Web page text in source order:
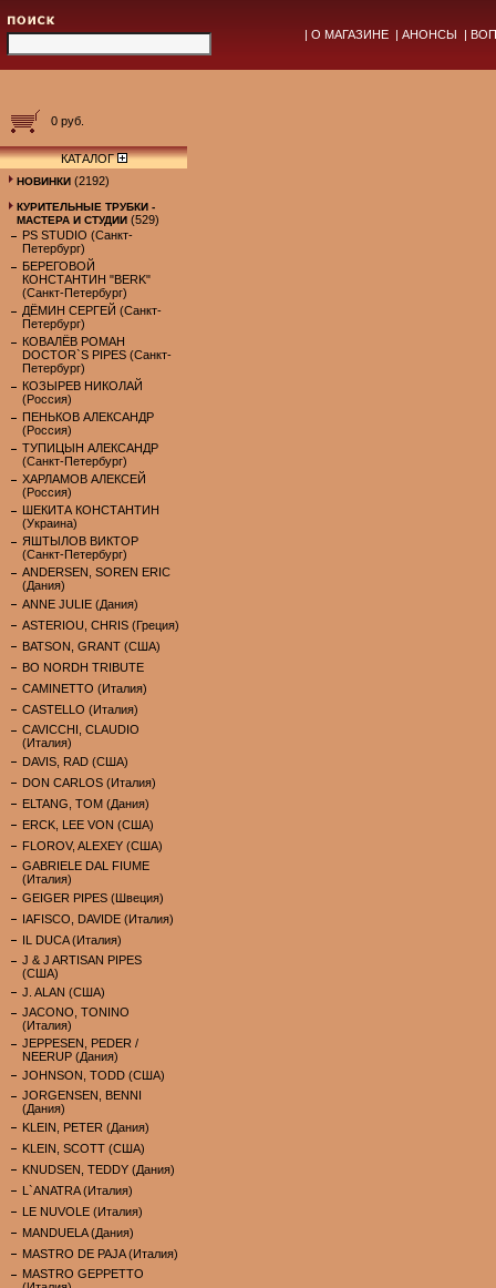
| О МАГАЗИНЕ | АНОНСЫ |
0 руб.
КАТАЛОГ
НОВИНКИ (2192)
КУРИТЕЛЬНЫЕ ТРУБКИ -
МАСТЕРА И СТУДИИ (529)
PS STUDIO (Санкт-
Петербург)
БЕРЕГОВОЙ
КОНСТАНТИН "BERK"
(Санкт-Петербург)
ДЁМИН СЕРГЕЙ (Санкт-
Петербург)
КОВАЛЁВ РОМАН
DOCTOR`S PIPES (Санкт-
Петербург)
КОЗЫРЕВ НИКОЛАЙ
(Россия)
ПЕНЬКОВ АЛЕКСАНДР
(Россия)
ТУПИЦЫН АЛЕКСАНДР
(Санкт-Петербург)
ХАРЛАМОВ АЛЕКСЕЙ
(Россия)
ШЕКИТА КОНСТАНТИН
(Украина)
ЯШТЫЛОВ ВИКТОР
(Санкт-Петербург)
ANDERSEN, SOREN ERIC
(Дания)
ANNE JULIE (Дания)
ASTERIOU, CHRIS (Греция)
BATSON, GRANT (США)
BO NORDH TRIBUTE
CAMINETTO (Италия)
CASTELLO (Италия)
CAVICCHI, CLAUDIO
(Италия)
DAVIS, RAD (США)
DON CARLOS (Италия)
ELTANG, TOM (Дания)
ERCK, LEE VON (США)
FLOROV, ALEXEY (США)
GABRIELE DAL FIUME
(Италия)
GEIGER PIPES (Швеция)
IAFISCO, DAVIDE (Италия)
IL DUCA (Италия)
J & J ARTISAN PIPES
(США)
J. ALAN (США)
JACONO, TONINO
(Италия)
JEPPESEN, PEDER /
NEERUP (Дания)
JOHNSON, TODD (США)
JORGENSEN, BENNI
(Дания)
KLEIN, PETER (Дания)
KLEIN, SCOTT (США)
KNUDSEN, TEDDY (Дания)
L`ANATRA (Италия)
LE NUVOLE (Италия)
MANDUELA (Дания)
MASTRO DE PAJA (Италия)
MASTRO GEPPETTO